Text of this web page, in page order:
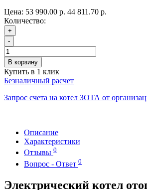
Цена: 53 990.00 р. 44 811.70 р.
Количество:
+
-
В корзину
Купить в 1 клик
Безналичный расчет
Запрос счета на котел ЗОТА от
Описание
Характеристики
Отзывы 0
Вопрос - Ответ 0
Электрический котел